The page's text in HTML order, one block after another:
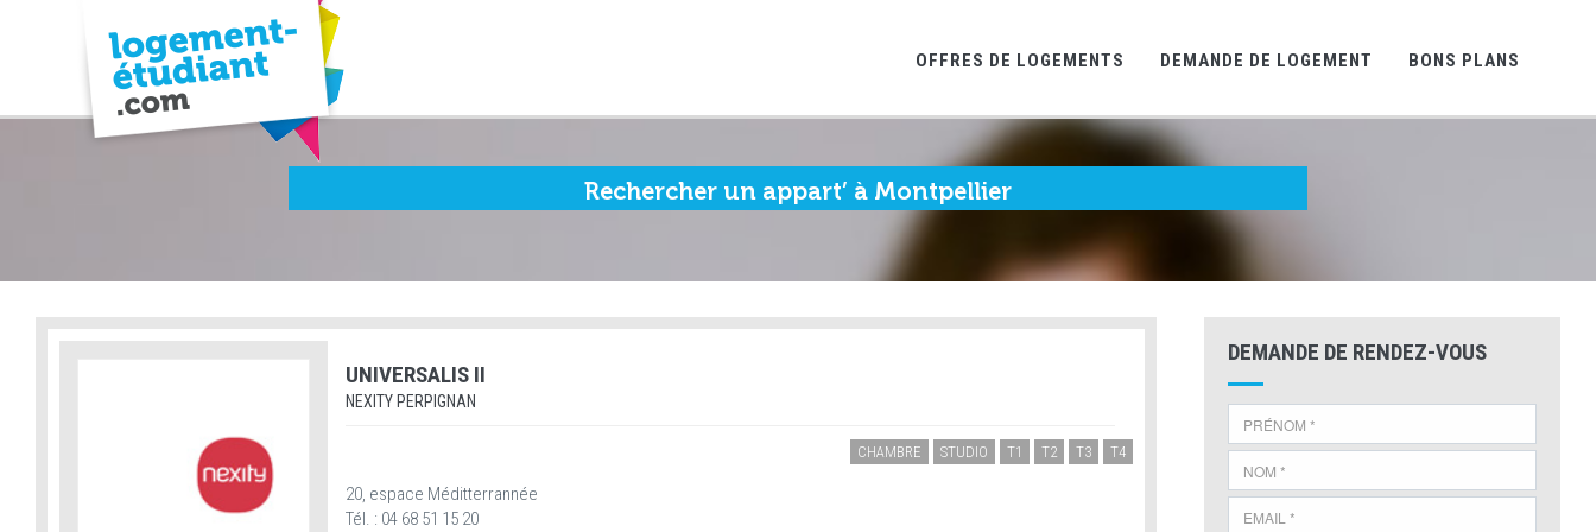
OFFRES DE LOGEMENTS DEMANDE DE LOGEMENT BONS PLANS
Rechercher un appart’ à Montpellier
DEMANDE DE RENDEZ-VOUS
UNIVERSALIS II
NEXITY PERPIGNAN
CHAMBRE STUDIO T1 T2 T3 T4
20, espace Méditterrannée
Tél. : 04 68 51 15 20